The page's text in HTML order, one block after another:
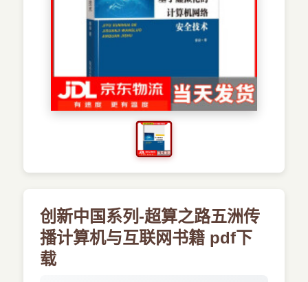
预订书籍
创新中国系列-超算之路五洲传
播计算机与互联网书籍 pdf下
载